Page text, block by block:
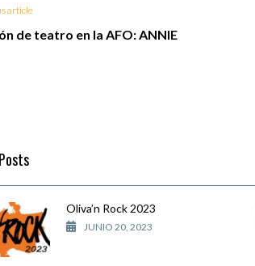
article
de teatro en la AFO: ANNIE
Oliva’n Rock 2023
JUNIO 20, 2023